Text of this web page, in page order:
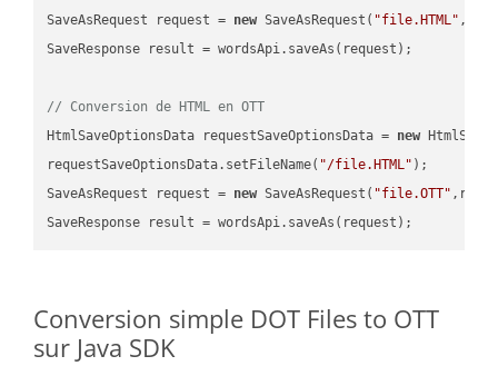
SaveAsRequest request = new SaveAsRequest( "file.HTML"
SaveResponse result = wordsApi.saveAs(request);
// Conversion de HTML en OTT
HtmlSaveOptionsData requestSaveOptionsData = new
requestSaveOptionsData.setFileName( "/file.HTML" );
SaveAsRequest request = new SaveAsRequest( "file.OTT"
Conversion simple DOT Files to OTT
sur Java SDK